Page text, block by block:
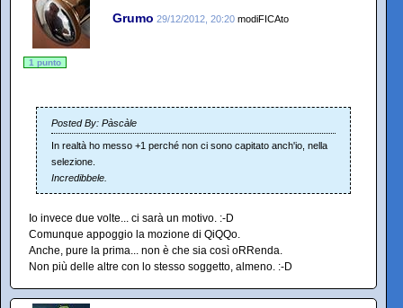
Grumo 29/12/2012, 20:20 modiFICAto
1 punto
Posted By: Pàscàle
In realtà ho messo +1 perché non ci sono capitato anch'io, nella
selezione.
Incredibbele.
Io invece due volte... ci sarà un motivo. :-D
Comunque appoggio la mozione di QiQQo.
Anche, pure la prima... non è che sia così oRRenda.
Non più delle altre con lo stesso soggetto, almeno. :-D